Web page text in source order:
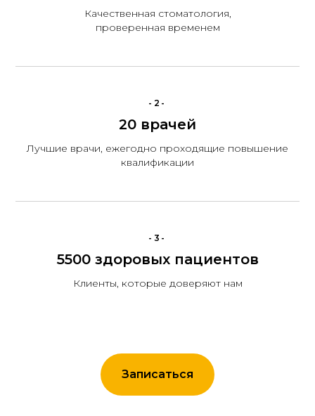
Качественная стоматология,
проверенная временем
-2-
20 врачей
Лучшие врачи, ежегодно проходящие повышение
квалификации
-3-
5500 здоровых пациентов
Клиенты, которые доверяют нам
Записаться